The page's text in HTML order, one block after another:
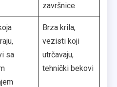
završnice
sa
Brza krila,
vezisti koji
utrčavaju,
tehnički bekovi